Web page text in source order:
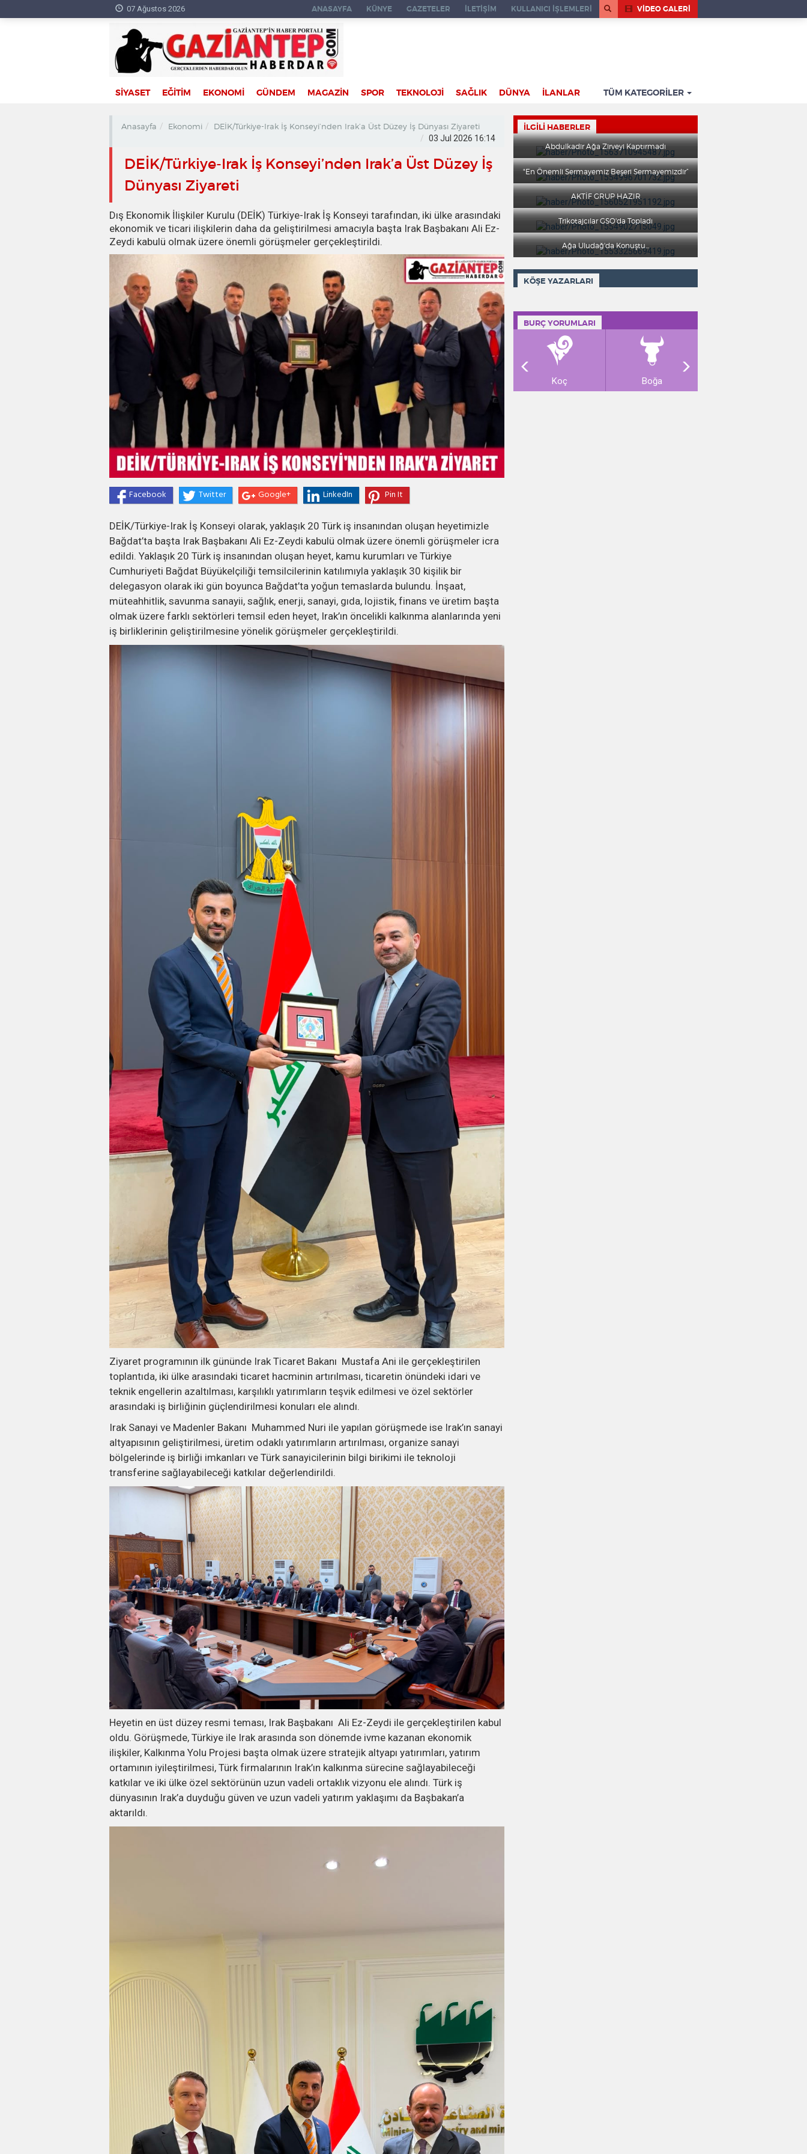
07 Ağustos 2026 VİDEO GALERİ
ANASAYFA KÜNYE GAZETELER İLETİŞİM KULLANICI İŞLEMLERİ
SİYASET EĞİTİM EKONOMİ GÜNDEM MAGAZİN SPOR TEKNOLOJİ SAĞLIK DÜNYA İLANLAR TÜM KATEGORİLER
Anasayfa Ekonomi
DEİK/Türkiye-Irak İş Konseyi’nden Irak’a Üst Düzey İş Dünyası Ziyareti
03 Jul 2026 16:14
DEİK/Türkiye-Irak İş Konseyi’nden Irak’a Üst Düzey İş
Dünyası Ziyareti
Dış Ekonomik İlişkiler Kurulu (DEİK) Türkiye-Irak İş Konseyi tarafından, iki ülke arasındaki
ekonomik ve ticari ilişkilerin daha da geliştirilmesi amacıyla başta Irak Başbakanı Ali Ez-
Zeydi kabulü olmak üzere önemli görüşmeler gerçekleştirildi.
Facebook Twitter Google+ LinkedIn Pin It
DEİK/Türkiye-Irak İş Konseyi olarak, yaklaşık 20 Türk iş insanından oluşan heyetimizle
Bağdat’ta başta Irak Başbakanı Ali Ez-Zeydi kabulü olmak üzere önemli görüşmeler icra
edildi. Yaklaşık 20 Türk iş insanından oluşan heyet, kamu kurumları ve Türkiye
Cumhuriyeti Bağdat Büyükelçiliği temsilcilerinin katılımıyla yaklaşık 30 kişilik bir
delegasyon olarak iki gün boyunca Bağdat’ta yoğun temaslarda bulundu. İnşaat,
müteahhitlik, savunma sanayii, sağlık, enerji, sanayi, gıda, lojistik, finans ve üretim başta
olmak üzere farklı sektörleri temsil eden heyet, Irak’ın öncelikli kalkınma alanlarında yeni
iş birliklerinin geliştirilmesine yönelik görüşmeler gerçekleştirildi.
Ziyaret programının ilk gününde Irak Ticaret Bakanı Mustafa Ani ile gerçekleştirilen
toplantıda, iki ülke arasındaki ticaret hacminin artırılması, ticaretin önündeki idari ve
teknik engellerin azaltılması, karşılıklı yatırımların teşvik edilmesi ve özel sektörler
arasındaki iş birliğinin güçlendirilmesi konuları ele alındı.
Irak Sanayi ve Madenler Bakanı Muhammed Nuri ile yapılan görüşmede ise Irak’ın sanayi
altyapısının geliştirilmesi, üretim odaklı yatırımların artırılması, organize sanayi
bölgelerinde iş birliği imkanları ve Türk sanayicilerinin bilgi birikimi ile teknoloji
transferine sağlayabileceği katkılar değerlendirildi.
Heyetin en üst düzey resmi teması, Irak Başbakanı Ali Ez-Zeydi ile gerçekleştirilen kabul
oldu. Görüşmede, Türkiye ile Irak arasında son dönemde ivme kazanan ekonomik
ilişkiler, Kalkınma Yolu Projesi başta olmak üzere stratejik altyapı yatırımları, yatırım
ortamının iyileştirilmesi, Türk firmalarının Irak’ın kalkınma sürecine sağlayabileceği
katkılar ve iki ülke özel sektörünün uzun vadeli ortaklık vizyonu ele alındı. Türk iş
dünyasının Irak’a duyduğu güven ve uzun vadeli yatırım yaklaşımı da Başbakan’a
aktarıldı.
İLGILI HABERLER
Abdulkadir Ağa Zirveyi Kaptırmadı
"En Önemli Sermayemiz Beşeri Sermayemizdir”
AKTİF GRUP HAZIR
Trikotajcılar GSO'da Topladı
Ağa Uludağ'da Konuştu...
KÖŞE YAZARLARI
BURÇ YORUMLARI
Koç Boğa